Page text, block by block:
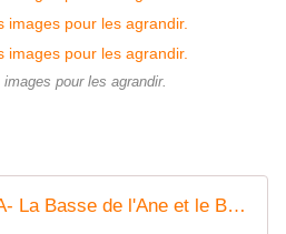
pour les agrandir.
02-Nouvel Album CPA- La Basse de l'Ane et le Buemont